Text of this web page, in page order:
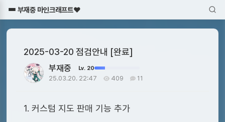
부재중 마인크래프트♥
2025-03-20 점검안내 [완료]
부재중 Lv. 20
25.03.20. 22:47 409 11
1. 커스텀 지도 판매 기능 추가